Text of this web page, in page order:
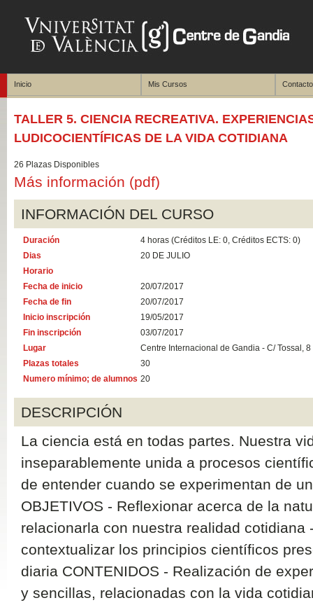
Inicio Mis Cursos Contacto
TALLER 5. CIENCIA RECREATIVA.
LUDICOCIENTÍFICAS DE LA VIDA COTIDIANA
26 Plazas Disponibles
Más información (pdf)
INFORMACIÓN DEL CURSO
Duración
4 horas (Créditos LE: 0, Créditos ECTS: 0)
Dias
20 DE JULIO
Horario
Fecha de inicio
20/07/2017
Fecha de fin
20/07/2017
Inicio inscripción
19/05/2017
Fin inscripción
03/07/2017
Lugar
Centre Internacional de Gandia - C/ Tossal,
Plazas totales
30
Numero mínimo; de alumnos 20
DESCRIPCIÓN
La ciencia está en todas partes. Nuestra
inseparablemente unida a procesos
de entender cuando se experimentan de
OBJETIVOS - Reflexionar acerca de la
relacionarla con nuestra realidad cotidiana
contextualizar los principios científicos
diaria CONTENIDOS - Realización de
y sencillas, relacionadas con la vida